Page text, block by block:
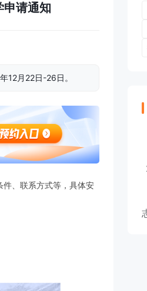
申请通知
12月22日-26日。
、联系方式等，具体安